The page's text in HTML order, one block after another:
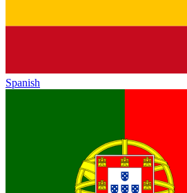
Spanish